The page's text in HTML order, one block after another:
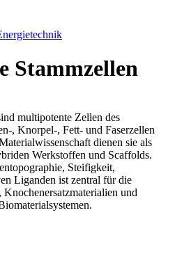
Stammzellen
multipotente Zellen des
, Knorpel-, Fett- und Faserzellen
dienen sie als
Werkstoffen und Scaffolds.
Steifigkeit,
Liganden ist zentral für die
und